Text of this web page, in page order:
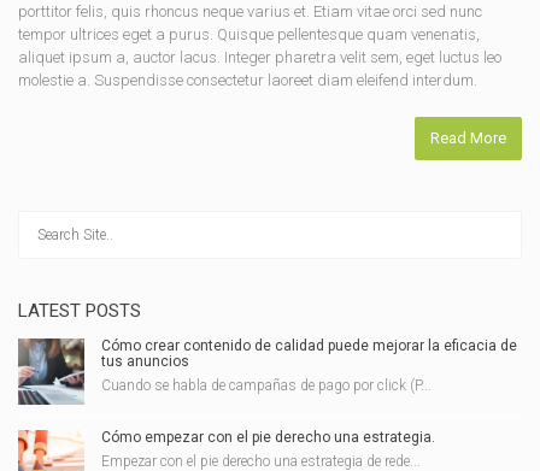
porttitor felis, quis rhoncus neque varius et. Etiam vitae orci sed nunc
tempor ultrices eget a purus. Quisque pellentesque quam venenatis,
aliquet ipsum a, auctor lacus. Integer pharetra velit sem, eget luctus leo
molestie a. Suspendisse consectetur laoreet diam eleifend interdum.
Read More
LATEST POSTS
Cómo crear contenido de calidad puede mejorar la eficacia de
tus anuncios
Cuando se habla de campañas de pago por click (P...
Cómo empezar con el pie derecho una estrategia.
Empezar con el pie derecho una estrategia de rede...